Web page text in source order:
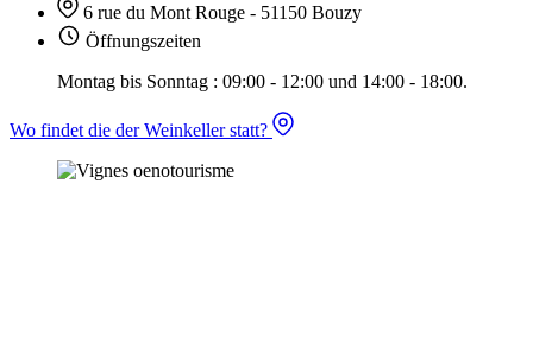
6 rue du Mont Rouge - 51150 Bouzy
Öffnungszeiten
Montag bis Sonntag : 09:00 - 12:00 und 14:00 - 18:00.
Wo findet die der Weinkeller statt?